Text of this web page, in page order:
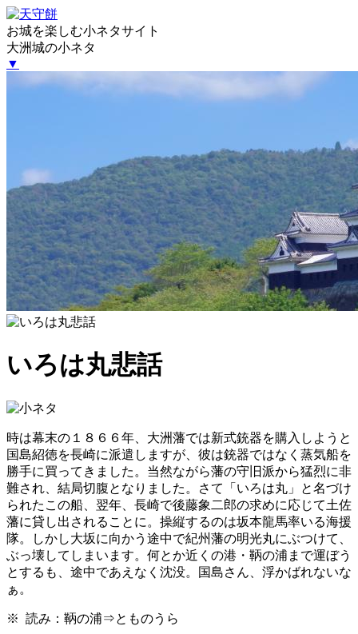
お城を楽しむ小ネタサイト
大洲城の小ネタ
▼
いろは丸悲話
時は幕末の１８６６年、大洲藩では新式銃器を購入しようと
国島紹徳を長崎に派遣しますが、彼は銃器ではなく蒸気船を
勝手に買ってきました。当然ながら藩の守旧派から猛烈に非
難され、結局切腹となりました。さて「いろは丸」と名づけ
られたこの船、翌年、長崎で後藤象二郎の求めに応じて土佐
藩に貸し出されることに。操縦するのは坂本龍馬率いる海援
隊。しかし大坂に向かう途中で紀州藩の明光丸にぶつけて、
ぶっ壊してしまいます。何とか近くの港・鞆の浦まで運ぼう
とするも、途中であえなく沈没。国島さん、浮かばれないな
ぁ。
※ 読み：鞆の浦⇒とものうら